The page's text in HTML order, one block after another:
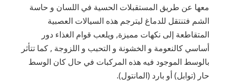
معها عن طريق المستقبلات الحسية في اللسان و حاسة
الشم فتنتقل للدماغ ليترجم هذه السيالات العصبية
المتقاطعة إلى نكهات مميزة, ويلعب قوام الغذاء دور
أساسي كالنعومة و الخشونة و التحبب و اللزوجة , كما تتأثر
بالوسط الموجود فيه هذه المركبات في حال كان الوسط
حار (توابل) أو بارد (المانتول).